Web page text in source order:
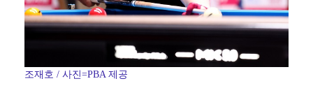
조재호 / 사진=PBA 제공